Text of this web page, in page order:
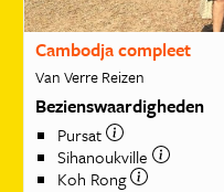
Cambodja compleet
Van Verre Reizen
Bezienswaardigheden
Pursat
Sihanoukville
Koh Rong